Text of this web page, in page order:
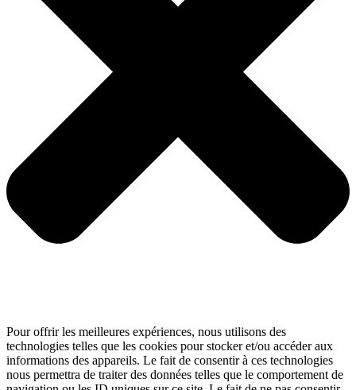
Pour offrir les meilleures expériences, nous utilisons des
technologies telles que les cookies pour stocker et/ou accéder aux
informations des appareils. Le fait de consentir à ces technologies
nous permettra de traiter des données telles que le comportement de